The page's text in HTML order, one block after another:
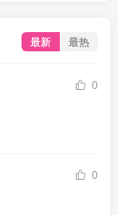
最新 最热
0
0